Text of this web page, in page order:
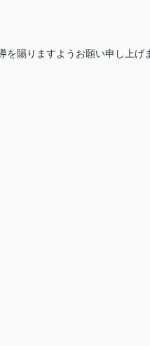
賜りますようお願い申し上げ